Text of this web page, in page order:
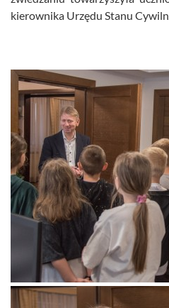
kierownika Urzędu Stanu